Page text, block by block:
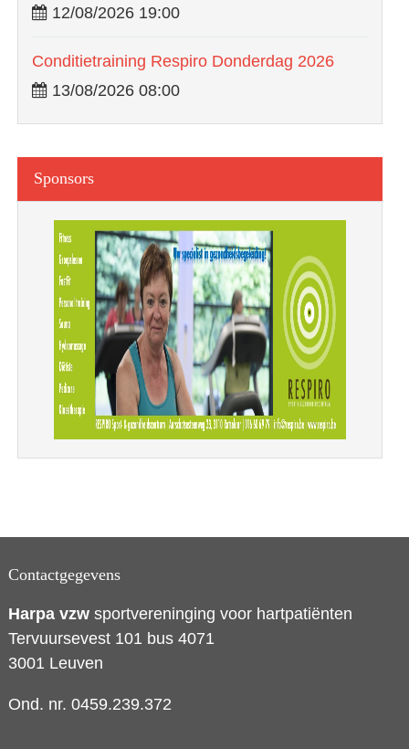
12/08/2026 19:00
Conditietraining Respiro Donderdag 2026
13/08/2026 08:00
Sponsors
Contactgegevens
Harpa vzw sportvereninging voor hartpatiënten
Tervuursevest 101 bus 4071
3001 Leuven
Ond. nr. 0459.239.372